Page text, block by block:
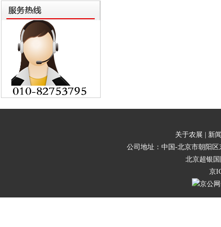
关于农展 |
新
公司地址：中国-北京市朝阳区
北京超银
京
京公网